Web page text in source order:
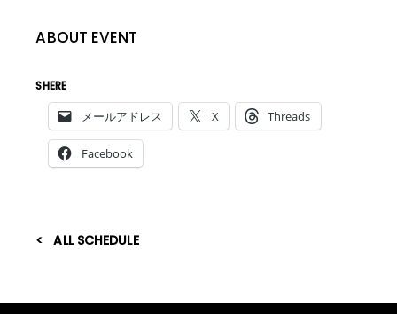
ABOUT EVENT
SHERE
メールアドレス X Threads
Facebook
ALL SCHEDULE